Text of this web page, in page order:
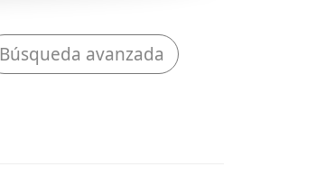
Búsqueda avanzada